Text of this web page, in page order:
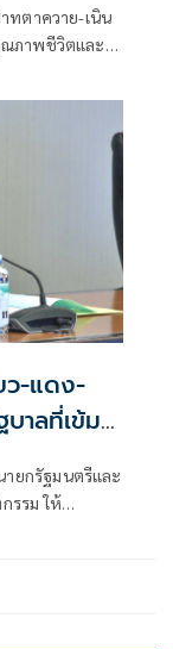
ทตาควาย-เนิน
ณภาพชีวิตและ
ว-แดง-
าลที่เข้ม
ยกรัฐมนตรีและ
รรม ให้